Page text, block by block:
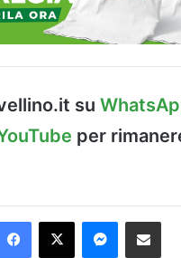
su
per
Facebook
X Messenger
Condividi via